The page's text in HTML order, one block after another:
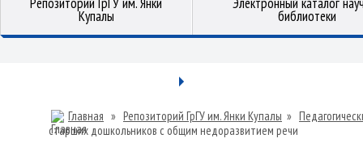
Купалы библиотеки
Главная » Репозиторий ГрГУ им. Янки Купалы »
старших дошкольников с общим недоразвитием речи